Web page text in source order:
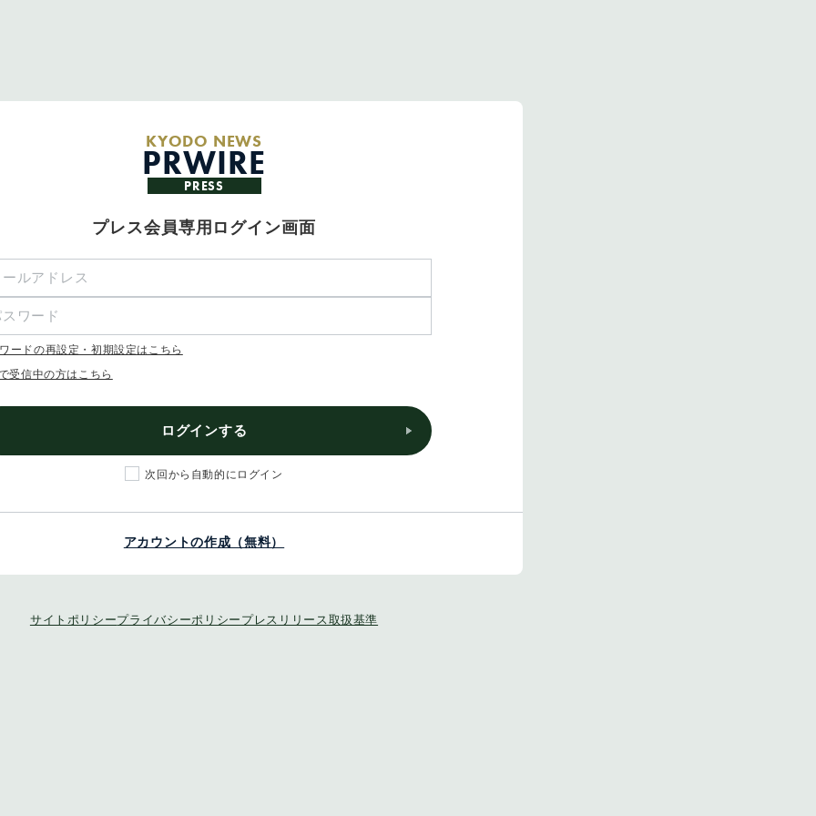
KYODO NEWS
PRWIRE
PRESS
プレス会員専用ログイン画面
ードの再設定・初期設定はこちら
受信中の方はこちら
ログインする
次回から自動的にログイン
アカウントの作成（無料）
サイトポリシープライバシーポリシー プレスリリース取扱基準